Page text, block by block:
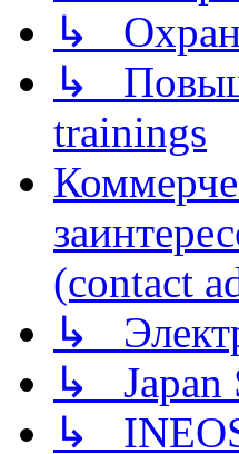
↳
↳
trainings
(contact
↳
↳ Japan
↳